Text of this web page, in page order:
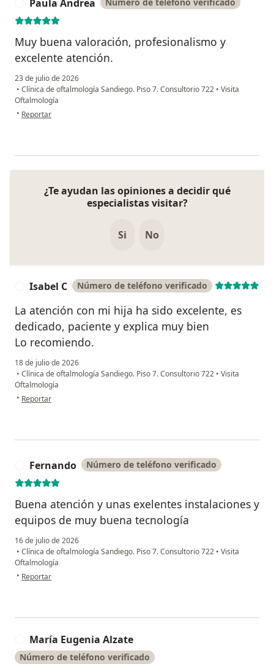
Paula Andrea
Muy buena valoración, profesionalismo y
excelente atención.
23 de julio de 2026
• Clínica de oftalmología Sandiego. Piso 7. Consultorio 722 • Visita
Oftalmología
• en opinión del usuario Paula Andrea
Reportar
¿Te ayudan las opiniones a decidir qué
especialistas visitar?
Si No
Isabel C Número de teléfono verificado
La atención con mi hija ha sido excelente, es
dedicado, paciente y explica muy bien
Lo recomiendo.
18 de julio de 2026
• Clínica de oftalmología Sandiego. Piso 7. Consultorio 722 • Visita
Oftalmología
• en opinión del usuario Isabel C
Reportar
Fernando Número de teléfono verificado
Buena atención y unas exelentes instalaciones y
equipos de muy buena tecnología
16 de julio de 2026
• Clínica de oftalmología Sandiego. Piso 7. Consultorio 722 • Visita
Oftalmología
• en opinión del usuario Fernando
Reportar
María Eugenia Alzate
Número de teléfono verificado